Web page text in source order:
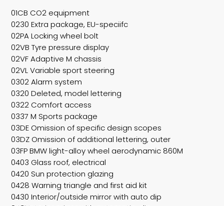
01CB CO2 equipment
0230 Extra package, EU-speciifc
02PA Locking wheel bolt
02VB Tyre pressure display
02VF Adaptive M chassis
02VL Variable sport steering
0302 Alarm system
0320 Deleted, model lettering
0322 Comfort access
0337 M Sports package
03DE Omission of specific design scopes
03DZ Omission of additional lettering, outer
03FP BMW light-alloy wheel aerodynamic 860M
0403 Glass roof, electrical
0420 Sun protection glazing
0428 Warning triangle and first aid kit
0430 Interior/outside mirror with auto dip